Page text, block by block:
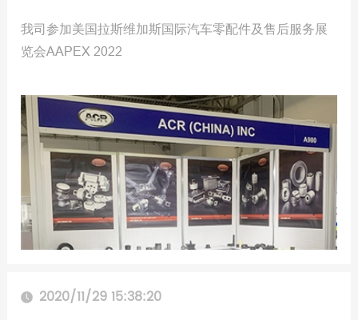
我司参加美国拉斯维加斯国际汽车零配件及售后服务展
览会AAPEX 2022
2020/11/29 15:38:20